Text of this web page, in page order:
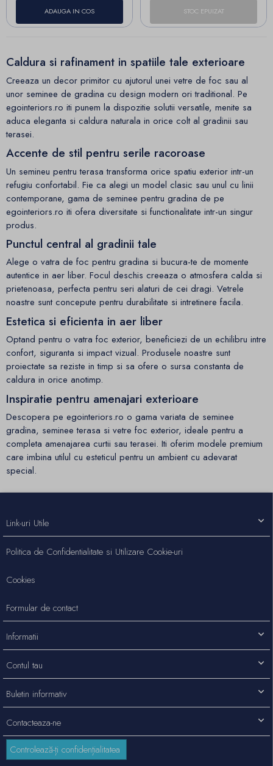
ADAUGA IN COS STOC EPUIZAT
Caldura si rafinament in spatiile tale exterioare
Creeaza un decor primitor cu ajutorul unei vetre de foc sau al
unor seminee de gradina cu design modern ori traditional. Pe
egointeriors.ro iti punem la dispozitie solutii versatile, menite sa
aduca eleganta si caldura naturala in orice colt al gradinii sau
terasei.
Accente de stil pentru serile racoroase
Un semineu pentru terasa transforma orice spatiu exterior intr-un
refugiu confortabil. Fie ca alegi un model clasic sau unul cu linii
contemporane, gama de seminee pentru gradina de pe
egointeriors.ro iti ofera diversitate si functionalitate intr-un singur
produs.
Punctul central al gradinii tale
Alege o vatra de foc pentru gradina si bucura-te de momente
autentice in aer liber. Focul deschis creeaza o atmosfera calda si
prietenoasa, perfecta pentru seri alaturi de cei dragi. Vetrele
noastre sunt concepute pentru durabilitate si intretinere facila.
Estetica si eficienta in aer liber
Optand pentru o vatra foc exterior, beneficiezi de un echilibru intre
confort, siguranta si impact vizual. Produsele noastre sunt
proiectate sa reziste in timp si sa ofere o sursa constanta de
caldura in orice anotimp.
Inspiratie pentru amenajari exterioare
Descopera pe egointeriors.ro o gama variata de seminee
gradina, seminee terasa si vetre foc exterior, ideale pentru a
completa amenajarea curtii sau terasei. Iti oferim modele premium
care imbina utilul cu esteticul pentru un ambient cu adevarat
special.
Contacteaza-ne
Link-uri Utile
Politica de Confidentialitate si Utilizare Cookie-uri
Cookies
Formular de contact
Informatii
Contul tau
Buletin informativ
Controlează-ți confidențialitatea